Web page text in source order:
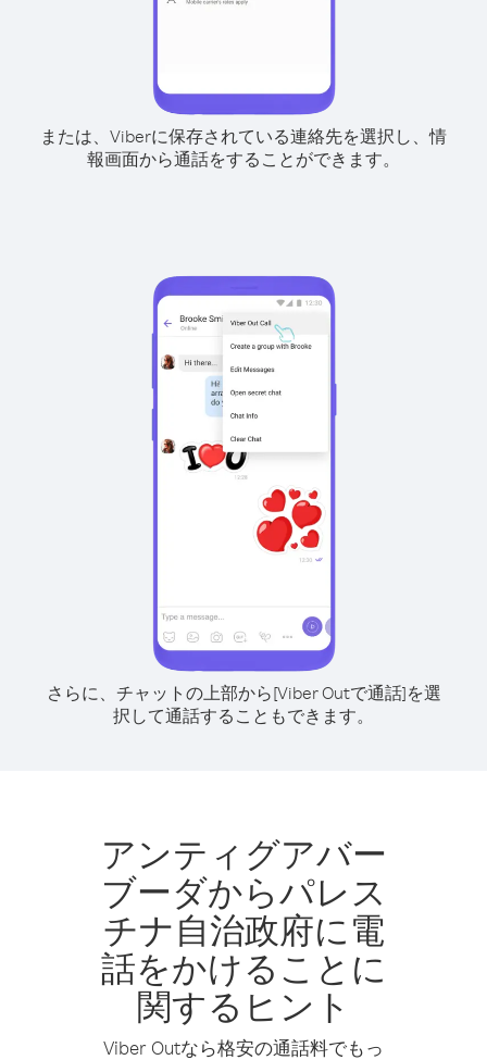
または、Viberに保存されている連絡先を選択し、情
報画面から通話をすることができます。
さらに、チャットの上部から[Viber Outで通話]を選
択して通話することもできます。
アンティグアバー
ブーダからパレス
チナ自治政府に電
話をかけることに
関するヒント
Viber Outなら格安の通話料でもっ